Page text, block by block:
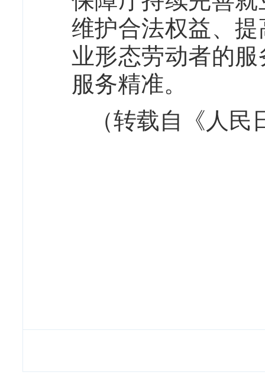
维护合法权益、
业形态劳动者的
服务精准。
（转载自《人